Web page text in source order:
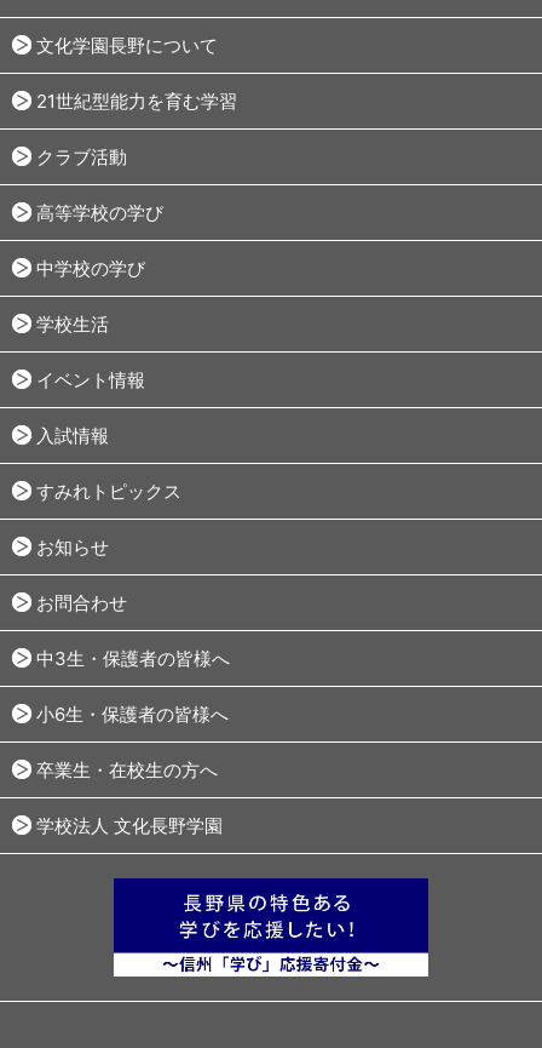
文化学園長野について
21世紀型能力を育む学習
クラブ活動
高等学校の学び
中学校の学び
学校生活
イベント情報
入試情報
すみれトピックス
お知らせ
お問合わせ
中3生・保護者の皆様へ
小6生・保護者の皆様へ
卒業生・在校生の方へ
学校法人 文化長野学園